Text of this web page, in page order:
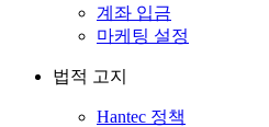
계좌 입금
마케팅 설정
법적 고지
Hantec 정책